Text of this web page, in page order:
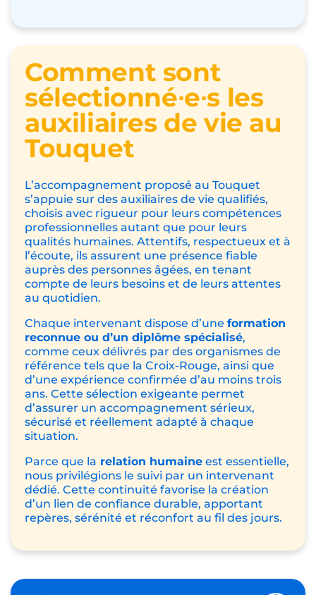
Comment sont
sélectionné∙e∙s les
auxiliaires de vie au
Touquet
L’accompagnement proposé au Touquet
s’appuie sur des auxiliaires de vie qualifiés,
choisis avec rigueur pour leurs compétences
professionnelles autant que pour leurs
qualités humaines. Attentifs, respectueux et à
l’écoute, ils assurent une présence fiable
auprès des personnes âgées, en tenant
compte de leurs besoins et de leurs attentes
au quotidien.
Chaque intervenant dispose d’une formation
reconnue ou d’un diplôme spécialisé,
comme ceux délivrés par des organismes de
référence tels que la Croix-Rouge, ainsi que
d’une expérience confirmée d’au moins trois
ans. Cette sélection exigeante permet
d’assurer un accompagnement sérieux,
sécurisé et réellement adapté à chaque
situation.
Parce que la relation humaine est essentielle,
nous privilégions le suivi par un intervenant
dédié. Cette continuité favorise la création
d’un lien de confiance durable, apportant
repères, sérénité et réconfort au fil des jours.